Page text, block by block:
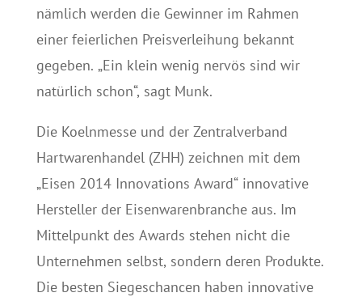
nämlich werden die Gewinner im Rahmen
einer feierlichen Preisverleihung bekannt
gegeben. „Ein klein wenig nervös sind wir
natürlich schon“, sagt Munk.
Die Koelnmesse und der Zentralverband
Hartwarenhandel (ZHH) zeichnen mit dem
„Eisen 2014 Innovations Award“ innovative
Hersteller der Eisenwarenbranche aus. Im
Mittelpunkt des Awards stehen nicht die
Unternehmen selbst, sondern deren Produkte.
Die besten Siegeschancen haben innovative